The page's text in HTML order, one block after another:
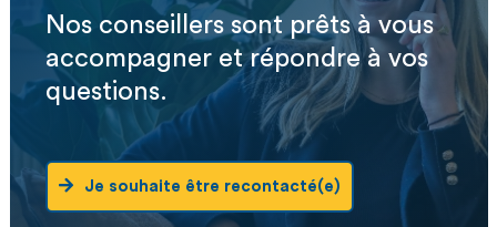
Nos conseillers sont prêts à vous
accompagner et répondre à vos
questions.
Je souhaite être recontacté(e)